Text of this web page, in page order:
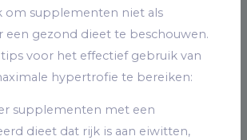
om supplementen niet als
een gezond dieet te beschouwen.
voor het effectief gebruik van
hypertrofie te bereiken:
supplementen met een
dieet dat rijk is aan eiwitten,